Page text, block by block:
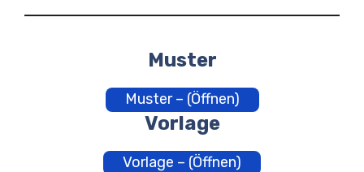
Muster
Muster – (Öffnen)
Vorlage
Vorlage – (Öffnen)